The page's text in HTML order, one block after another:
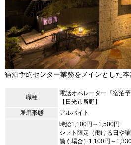
宿泊予約センター業務をメインとした本
職種
電話オペレーター「宿泊
【日光市所野】
雇用形態
アルバイト
時給1,100円～1,500円
シフト限定（働ける日や
働く場合）1,100円～